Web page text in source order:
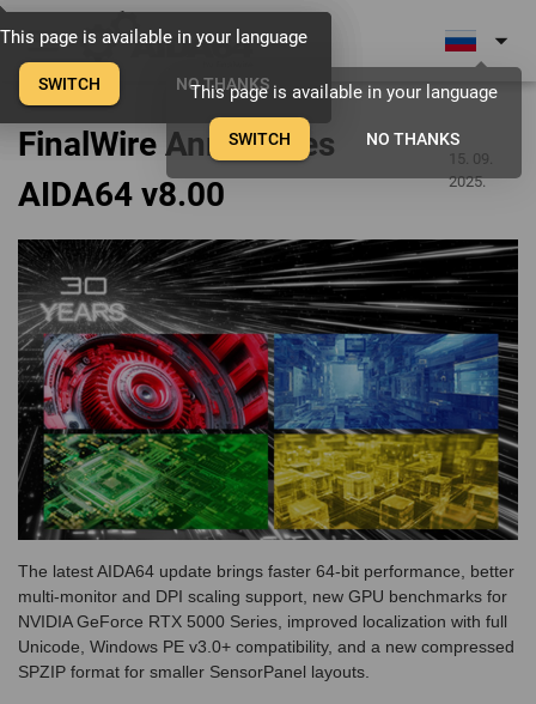
menu arrow_drop_down
FinalWire Announces
AIDA64 v8.00
15. 09.
2025.
The latest AIDA64 update brings faster 64-bit performance, better
multi-monitor and DPI scaling support, new GPU benchmarks for
NVIDIA GeForce RTX 5000 Series, improved localization with full
Unicode, Windows PE v3.0+ compatibility, and a new compressed
SPZIP format for smaller SensorPanel layouts.
This page is available in your language
SWITCH NO THANKS
This page is available in your language
SWITCH NO THANKS
This page is available in your language
SWITCH NO THANKS
This page is available in your language
SWITCH NO THANKS